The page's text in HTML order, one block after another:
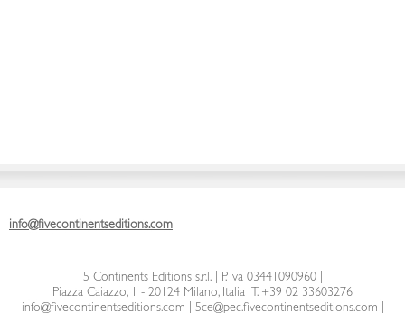
info@fivecontinentseditions.com
5 Continents Editions s.r.l.| P. Iva 03441090960 |
Piazza Caiazzo, 1 - 20124 Milano, Italia
T. +39 02 33603276
info@fivecontinentseditions.com
5ce@pec.fivecontinentseditions.com